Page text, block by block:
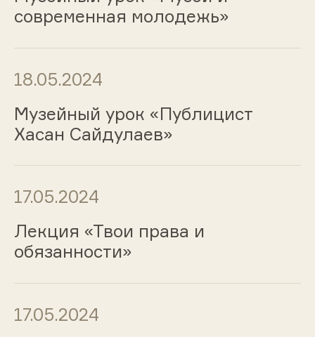
современная молодежь»
18.05.2024
Музейный урок «Публицист
Хасан Сайдулаев»
17.05.2024
Лекция «Твои права и
обязанности»
17.05.2024